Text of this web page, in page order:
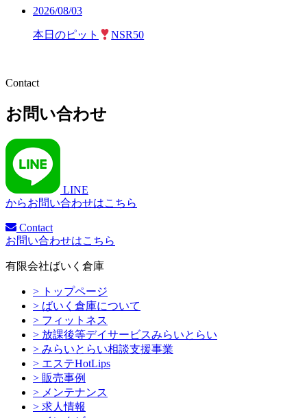
2026/08/03
本日のピット NSR50
Contact
お問い合わせ
LINE
からお問い合わせはこちら
Contact
お問い合わせはこちら
有限会社ばいく倉庫
> トップページ
> ばいく倉庫について
> フィットネス
> 放課後等デイサービスみらいとらい
> みらいとらい相談支援事業
> エステHotLips
> 販売事例
> メンテナンス
> 求人情報